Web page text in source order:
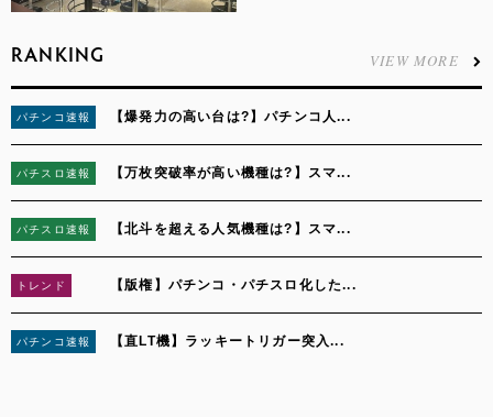
RANKING VIEW MORE
1
パチンコ速報 【爆発力の高い台は?】パチンコ人...
2
パチスロ速報 【万枚突破率が高い機種は?】スマ...
3
パチスロ速報 【北斗を超える人気機種は?】スマ...
4
トレンド 【版権】パチンコ・パチスロ化した...
5
パチンコ速報 【直LT機】ラッキートリガー突入...